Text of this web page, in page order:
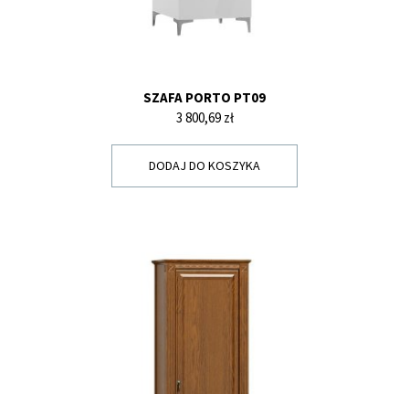
SZAFA PORTO PT09
Cena
3 800,69 zł
DODAJ DO KOSZYKA